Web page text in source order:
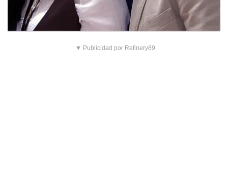
▼ Publicidad por Refinery89